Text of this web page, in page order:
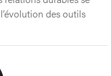
des outils